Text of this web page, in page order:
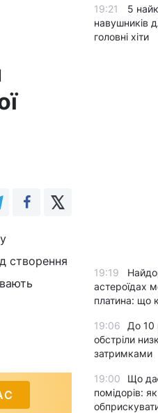
створення
19:21
5
навушників
головні хіти
19:19
астероїдах
платина: що
19:06
До 10
обстріли
затримками
19:00
Що
помідорів: